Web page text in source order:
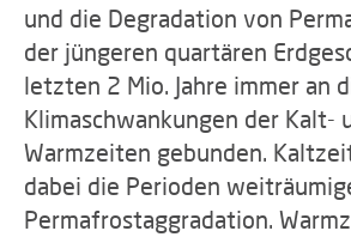
und die Degradation von
der jüngeren quartären
letzten 2 Mio. Jahre immer an
Klimaschwankungen der Kalt-
Warmzeiten gebunden.
dabei die Perioden
Permafrostaggradation.